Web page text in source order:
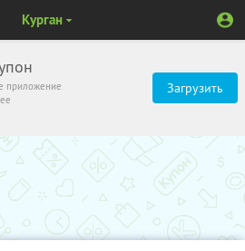
приложение
Загрузить
Курган